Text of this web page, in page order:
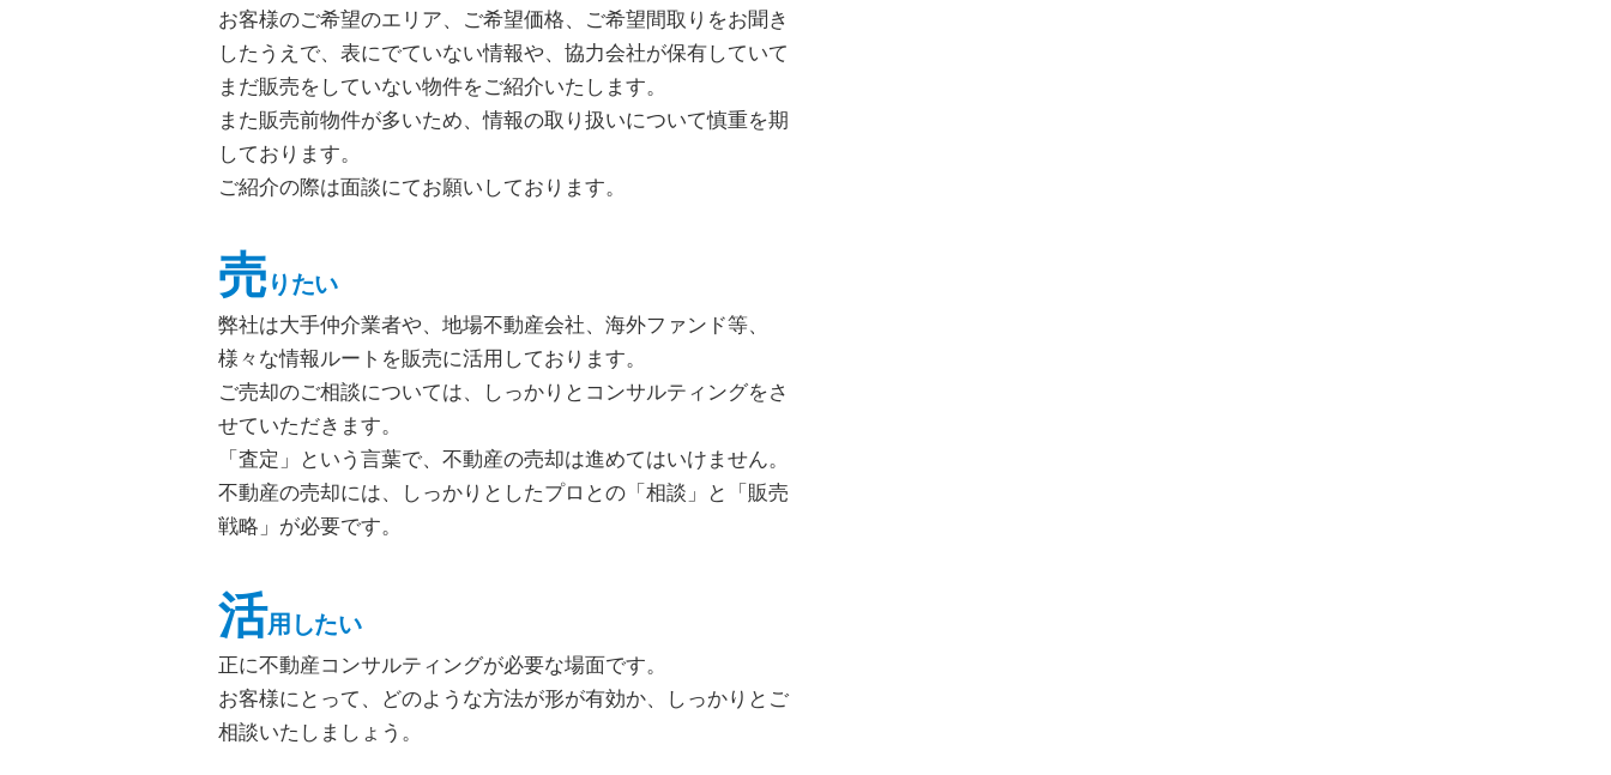
お客様のご希望のエリア、ご希望価格、ご希望間取りをお聞き
したうえで、表にでていない情報や、協力会社が保有していて
まだ販売をしていない物件をご紹介いたします。
また販売前物件が多いため、情報の取り扱いについて慎重を期
しております。
ご紹介の際は面談にてお願いしております。
売りたい
弊社は大手仲介業者や、地場不動産会社、海外ファンド等、
様々な情報ルートを販売に活用しております。
ご売却のご相談については、しっかりとコンサルティングをさ
せていただきます。
「査定」という言葉で、不動産の売却は進めてはいけません。
不動産の売却には、しっかりとしたプロとの「相談」と「販売
戦略」が必要です。
活用したい
正に不動産コンサルティングが必要な場面です。
お客様にとって、どのような方法が形が有効か、しっかりとご
相談いたしましょう。